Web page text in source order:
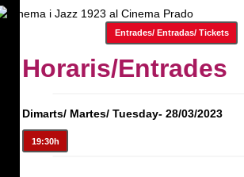
Entrades/ Entradas/ Tickets
Horaris/Entrades
Dimarts/ Martes/ Tuesday- 28/03/2023
19:30h